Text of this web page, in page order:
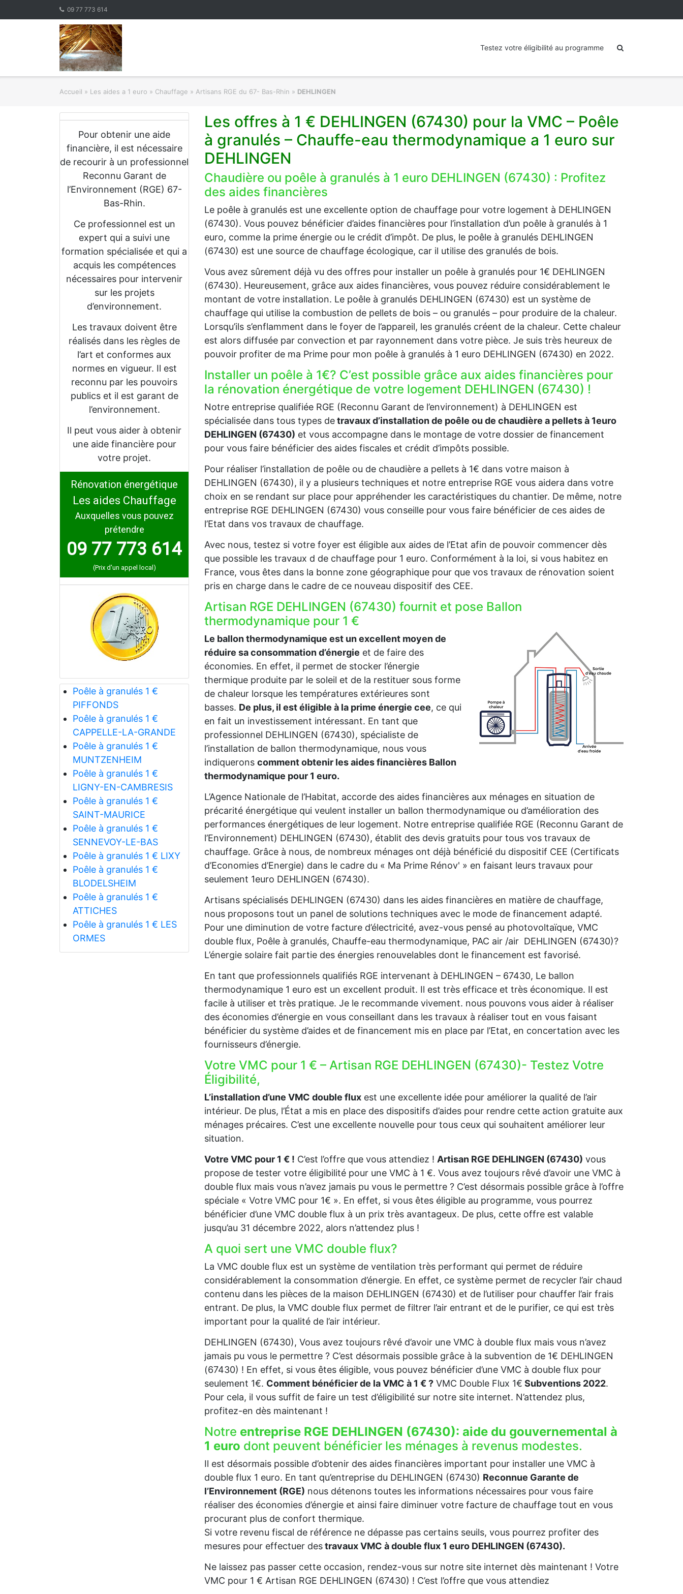
09 77 773 614
Testez votre éligibilité au programme
Accueil » Les aides a 1 euro » Chauffage » Artisans RGE du 67- Bas-Rhin » DEHLINGEN
Pour obtenir une aide
financière, il est nécessaire
de recourir à un professionnel
Reconnu Garant de
l’Environnement (RGE) 67-
Bas-Rhin.
Ce professionnel est un
expert qui a suivi une
formation spécialisée et qui a
acquis les compétences
nécessaires pour intervenir
sur les projets
d’environnement.
Les travaux doivent être
réalisés dans les règles de
l’art et conformes aux
normes en vigueur. Il est
reconnu par les pouvoirs
publics et il est garant de
l’environnement.
Il peut vous aider à obtenir
une aide financière pour
votre projet.
Rénovation énergétique
Les aides Chauffage
Auxquelles vous pouvez
prétendre
09 77 773 614
(Prix d'un appel local)
Poêle à granulés 1 €
PIFFONDS
Poêle à granulés 1 €
CAPPELLE-LA-GRANDE
Poêle à granulés 1 €
MUNTZENHEIM
Poêle à granulés 1 €
LIGNY-EN-CAMBRESIS
Poêle à granulés 1 €
SAINT-MAURICE
Poêle à granulés 1 €
SENNEVOY-LE-BAS
Poêle à granulés 1 € LIXY
Poêle à granulés 1 €
BLODELSHEIM
Poêle à granulés 1 €
ATTICHES
Poêle à granulés 1 € LES
ORMES
Les offres à 1 € DEHLINGEN (67430) pour la VMC – Poêle
à granulés – Chauffe-eau thermodynamique a 1 euro sur
DEHLINGEN
Chaudière ou poêle à granulés à 1 euro DEHLINGEN (67430) : Profitez
des aides financières
Le poêle à granulés est une excellente option de chauffage pour votre logement à DEHLINGEN
(67430). Vous pouvez bénéficier d’aides financières pour l’installation d’un poêle à granulés à 1
euro, comme la prime énergie ou le crédit d’impôt. De plus, le poêle à granulés DEHLINGEN
(67430) est une source de chauffage écologique, car il utilise des granulés de bois.
Vous avez sûrement déjà vu des offres pour installer un poêle à granulés pour 1€ DEHLINGEN
(67430). Heureusement, grâce aux aides financières, vous pouvez réduire considérablement le
montant de votre installation. Le poêle à granulés DEHLINGEN (67430) est un système de
chauffage qui utilise la combustion de pellets de bois – ou granulés – pour produire de la chaleur.
Lorsqu’ils s’enflamment dans le foyer de l’appareil, les granulés créent de la chaleur. Cette chaleur
est alors diffusée par convection et par rayonnement dans votre pièce. Je suis très heureux de
pouvoir profiter de ma Prime pour mon poêle à granulés à 1 euro DEHLINGEN (67430) en 2022.
Installer un poêle à 1€? C’est possible grâce aux aides financières pour
la rénovation énergétique de votre logement DEHLINGEN (67430) !
Notre entreprise qualifiée RGE (Reconnu Garant de l’environnement) à DEHLINGEN est
spécialisée dans tous types detravaux d’installation de poêle ou de chaudière a pellets à 1euro
DEHLINGEN (67430) et vous accompagne dans le montage de votre dossier de financement
pour vous faire bénéficier des aides fiscales et crédit d’impôts possible.
Pour réaliser l’installation de poêle ou de chaudière a pellets à 1€ dans votre maison à
DEHLINGEN (67430), il y a plusieurs techniques et notre entreprise RGE vous aidera dans votre
choix en se rendant sur place pour appréhender les caractéristiques du chantier. De même, notre
entreprise RGE DEHLINGEN (67430) vous conseille pour vous faire bénéficier de ces aides de
l’Etat dans vos travaux de chauffage.
Avec nous, testez si votre foyer est éligible aux aides de l’Etat afin de pouvoir commencer dès
que possible les travaux d de chauffage pour 1 euro. Conformément à la loi, si vous habitez en
France, vous êtes dans la bonne zone géographique pour que vos travaux de rénovation soient
pris en charge dans le cadre de ce nouveau dispositif des CEE.
Artisan RGE DEHLINGEN (67430) fournit et pose Ballon
thermodynamique pour 1 €
Le ballon thermodynamique est un excellent moyen de
réduire sa consommation d’énergie et de faire des
économies. En effet, il permet de stocker l’énergie
thermique produite par le soleil et de la restituer sous forme
de chaleur lorsque les températures extérieures sont
basses. De plus, il est éligible à la prime énergie cee, ce qui
en fait un investissement intéressant. En tant que
professionnel DEHLINGEN (67430), spécialiste de
l’installation de ballon thermodynamique, nous vous
indiquerons comment obtenir les aides financières Ballon
thermodynamique pour 1 euro.
L’Agence Nationale de l’Habitat, accorde des aides financières aux ménages en situation de
précarité énergétique qui veulent installer un ballon thermodynamique ou d’amélioration des
performances énergétiques de leur logement. Notre entreprise qualifiée RGE (Reconnu Garant de
l’Environnement) DEHLINGEN (67430), établit des devis gratuits pour tous vos travaux de
chauffage. Grâce à nous, de nombreux ménages ont déjà bénéficié du dispositif CEE (Certificats
d’Economies d’Energie) dans le cadre du « Ma Prime Rénov' » en faisant leurs travaux pour
seulement 1euro DEHLINGEN (67430).
Artisans spécialisés DEHLINGEN (67430) dans les aides financières en matière de chauffage,
nous proposons tout un panel de solutions techniques avec le mode de financement adapté.
Pour une diminution de votre facture d’électricité, avez-vous pensé au photovoltaïque, VMC
double flux, Poêle à granulés, Chauffe-eau thermodynamique, PAC air /air DEHLINGEN (67430)?
L’énergie solaire fait partie des énergies renouvelables dont le financement est favorisé.
En tant que professionnels qualifiés RGE intervenant à DEHLINGEN – 67430, Le ballon
thermodynamique 1 euro est un excellent produit. Il est très efficace et très économique. Il est
facile à utiliser et très pratique. Je le recommande vivement. nous pouvons vous aider à réaliser
des économies d’énergie en vous conseillant dans les travaux à réaliser tout en vous faisant
bénéficier du système d’aides et de financement mis en place par l’Etat, en concertation avec les
fournisseurs d’énergie.
Votre VMC pour 1 € – Artisan RGE DEHLINGEN (67430)- Testez Votre
Éligibilité,
L’installation d’une VMC double flux est une excellente idée pour améliorer la qualité de l’air
intérieur. De plus, l’État a mis en place des dispositifs d’aides pour rendre cette action gratuite aux
ménages précaires. C’est une excellente nouvelle pour tous ceux qui souhaitent améliorer leur
situation.
Votre VMC pour 1 € ! C’est l’offre que vous attendiez ! Artisan RGE DEHLINGEN (67430) vous
propose de tester votre éligibilité pour une VMC à 1 €. Vous avez toujours rêvé d’avoir une VMC à
double flux mais vous n’avez jamais pu vous le permettre ? C’est désormais possible grâce à l’offre
spéciale « Votre VMC pour 1€ ». En effet, si vous êtes éligible au programme, vous pourrez
bénéficier d’une VMC double flux à un prix très avantageux. De plus, cette offre est valable
jusqu’au 31 décembre 2022, alors n’attendez plus !
A quoi sert une VMC double flux?
La VMC double flux est un système de ventilation très performant qui permet de réduire
considérablement la consommation d’énergie. En effet, ce système permet de recycler l’air chaud
contenu dans les pièces de la maison DEHLINGEN (67430) et de l’utiliser pour chauffer l’air frais
entrant. De plus, la VMC double flux permet de filtrer l’air entrant et de le purifier, ce qui est très
important pour la qualité de l’air intérieur.
DEHLINGEN (67430), Vous avez toujours rêvé d’avoir une VMC à double flux mais vous n’avez
jamais pu vous le permettre ? C’est désormais possible grâce à la subvention de 1€ DEHLINGEN
(67430) ! En effet, si vous êtes éligible, vous pouvez bénéficier d’une VMC à double flux pour
seulement 1€. Comment bénéficier de la VMC à 1 € ? VMC Double Flux 1€ Subventions 2022.
Pour cela, il vous suffit de faire un test d’éligibilité sur notre site internet. N’attendez plus,
profitez-en dès maintenant !
Notre entreprise RGE DEHLINGEN (67430): aide du gouvernemental à
1 euro dont peuvent bénéficier les ménages à revenus modestes.
Il est désormais possible d’obtenir des aides financières important pour installer une VMC à
double flux 1 euro. En tant qu’entreprise du DEHLINGEN (67430) Reconnue Garante de
l’Environnement (RGE) nous détenons toutes les informations nécessaires pour vous faire
réaliser des économies d’énergie et ainsi faire diminuer votre facture de chauffage tout en vous
procurant plus de confort thermique.
Si votre revenu fiscal de référence ne dépasse pas certains seuils, vous pourrez profiter des
mesures pour effectuer destravaux VMC à double flux 1 euro DEHLINGEN (67430).
Ne laissez pas passer cette occasion, rendez-vous sur notre site internet dès maintenant ! Votre
VMC pour 1 € Artisan RGE DEHLINGEN (67430) ! C’est l’offre que vous attendiez